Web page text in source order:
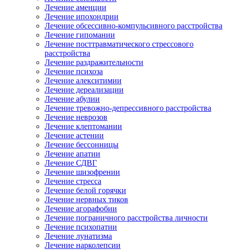
Лечение аменции
Лечение ипохондрии
Лечение обсессивно-компульсивного расстройства
Лечение гипомании
Лечение посттравматического стрессового
расстройства
Лечение раздражительности
Лечение психоза
Лечение алекситимии
Лечение дереализации
Лечение абулии
Лечение тревожно-депрессивного расстройства
Лечение неврозов
Лечение клептомании
Лечение астении
Лечение бессонницы
Лечение апатии
Лечение СДВГ
Лечение шизофрении
Лечение стресса
Лечение белой горячки
Лечение нервных тиков
Лечение агорафобии
Лечение пограничного расстройства личности
Лечение психопатии
Лечение лунатизма
Лечение нарколепсии